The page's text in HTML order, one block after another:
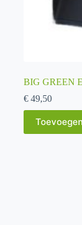
BIG GREEN
€ 49,50